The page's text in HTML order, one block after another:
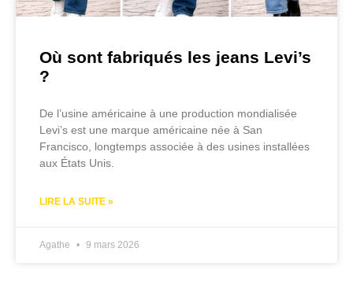
Où sont fabriqués les jeans Levi’s
?
De l’usine américaine à une production mondialisée
Levi’s est une marque américaine née à San
Francisco, longtemps associée à des usines installées
aux États Unis.
LIRE LA SUITE »
Agathe 9 mars 2026